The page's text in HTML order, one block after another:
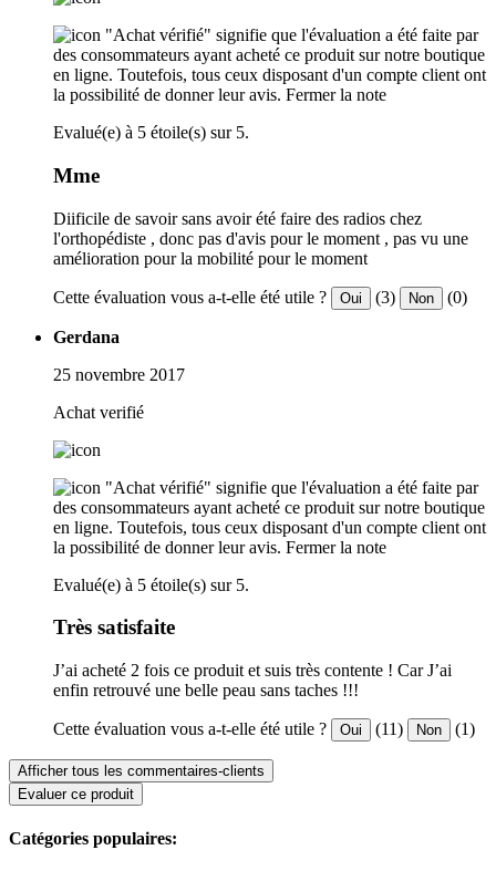
"Achat vérifié" signifie que l'évaluation a été faite par
des consommateurs ayant acheté ce produit sur notre boutique
en ligne. Toutefois, tous ceux disposant d'un compte client ont
la possibilité de donner leur avis. Fermer la note
Evalué(e) à 5 étoile(s) sur 5.
Mme
Diificile de savoir sans avoir été faire des radios chez
l'orthopédiste , donc pas d'avis pour le moment , pas vu une
amélioration pour la mobilité pour le moment
Cette évaluation vous a-t-elle été utile ? Oui (3) Non (0)
Gerdana
25 novembre 2017
Achat verifié
"Achat vérifié" signifie que l'évaluation a été faite par
des consommateurs ayant acheté ce produit sur notre boutique
en ligne. Toutefois, tous ceux disposant d'un compte client ont
la possibilité de donner leur avis. Fermer la note
Evalué(e) à 5 étoile(s) sur 5.
Très satisfaite
J’ai acheté 2 fois ce produit et suis très contente ! Car J’ai
enfin retrouvé une belle peau sans taches !!!
Cette évaluation vous a-t-elle été utile ? Oui (11) Non (1)
Afficher tous les commentaires-clients
Evaluer ce produit
Catégories populaires: